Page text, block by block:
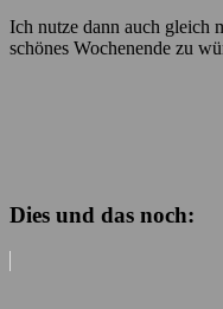
Ich nutze dann auch gleich
schönes Wochenende zu
Dies und das noch: